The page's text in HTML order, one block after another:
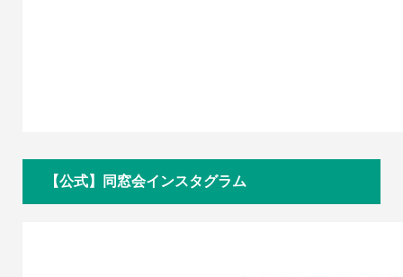
【公式】同窓会インスタグラム